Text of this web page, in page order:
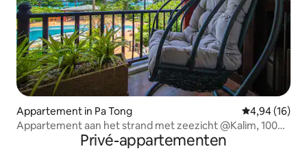
Appartement in Pa Tong Gemiddelde
4,94 (16)
Appartement aan het strand met zeezicht @Kalim, 100
Privé-appartementen